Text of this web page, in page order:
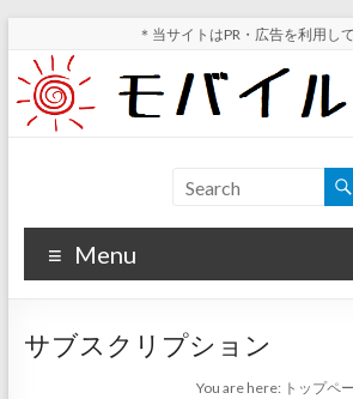
content
＊当サイトはPR・広告を利用し
バ
イ
ル
び
ビュ
ホ値
Menu
サブスクリプション
You are here: トップペ